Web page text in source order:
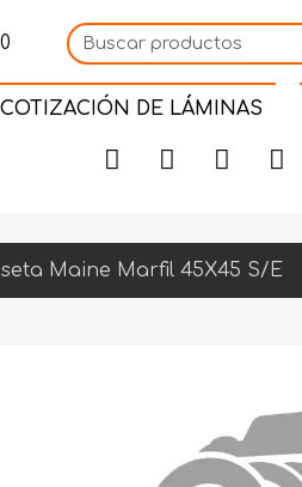
COTIZACIÓN DE LÁMINAS
Maine Marfil 45X45 S/E